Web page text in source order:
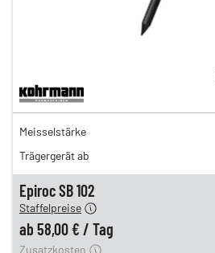
Epiroc SB 102
98,00 €
81,00 €
67,00 €
Staffelpreise
ab 58,00 € / Tag
12,00 €
Zusatzkosten
Meisselstärke
Trägergerät ab